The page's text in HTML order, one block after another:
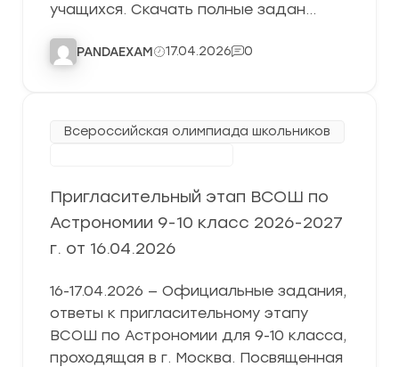
учащихся. Скачать полные задан…
PANDAEXAM 17.04.2026 0
Всероссийская олимпиада школьников
Пригласительный этап ВСОШ по
Астрономии 9-10 класс 2026-2027
г. от 16.04.2026
16-17.04.2026 — Официальные задания,
ответы к пригласительному этапу
ВСОШ по Астрономии для 9-10 класса,
проходящая в г. Москва. Посвященная